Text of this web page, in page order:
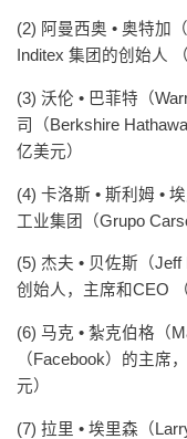
(2) 阿曼西奥 • 奥特加
Inditex 集团的创始人
(3) 沃伦 • 巴菲特（
司（Berkshire
亿美元）
(4) 卡洛斯 • 斯利姆 •
工业集团（Grupo
(5) 杰夫 • 贝佐斯（
创始人，主席和CEO
(6) 马克 • 紮克伯格（
（Facebook）的主席
元）
(7) 拉里 • 埃里森（